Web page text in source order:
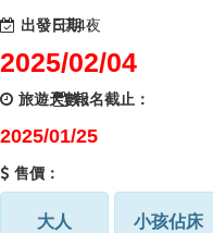
出發日期：
2025/02/04
旅遊天數：
5天4夜
報名截止：
2025/01/25
售價：
大人 小孩佔床